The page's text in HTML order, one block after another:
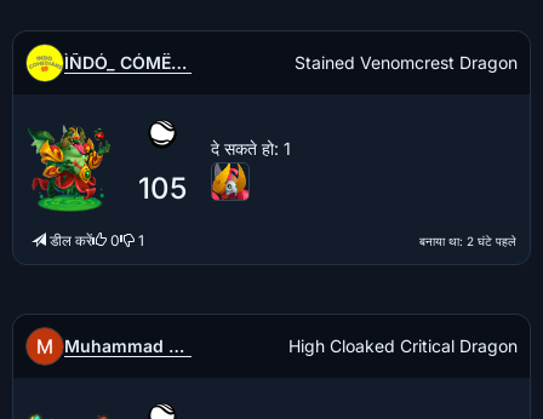
ÌÑDÓ_ CÓMËDÌÀÑS Stained Venomcrest Dragon
105
दे सकते हो: 1
बनाया था: 2 घंटे पहले
डील करें 0 1
Muhammad Taha High Cloaked Critical Dragon